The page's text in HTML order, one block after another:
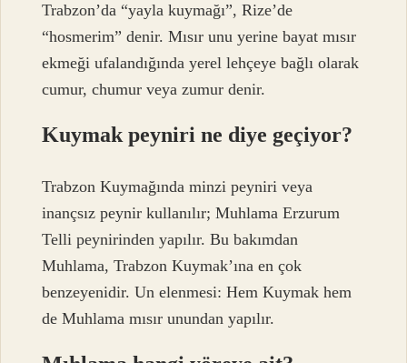
Trabzon’da “yayla kuymağı”, Rize’de
“hosmerim” denir. Mısır unu yerine bayat mısır
ekmeği ufalandığında yerel lehçeye bağlı olarak
cumur, chumur veya zumur denir.
Kuymak peyniri ne diye geçiyor?
Trabzon Kuymağında minzi peyniri veya
inançsız peynir kullanılır; Muhlama Erzurum
Telli peynirinden yapılır. Bu bakımdan
Muhlama, Trabzon Kuymak’ına en çok
benzeyenidir. Un elenmesi: Hem Kuymak hem
de Muhlama mısır unundan yapılır.